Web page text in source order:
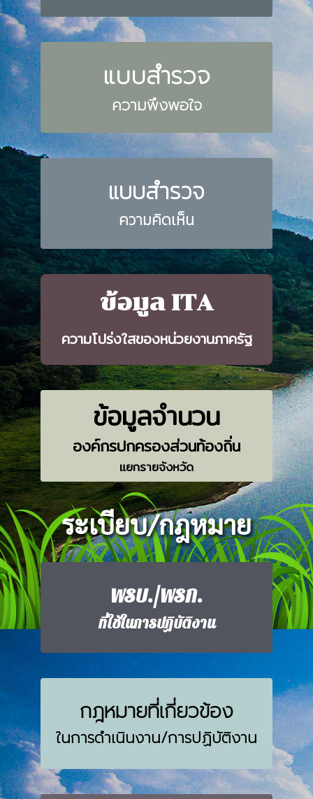
แบบสำรวจ
ความพึงพอใจ
แบบสำรวจ
ความคิดเห็น
ข้อมูล ITA
ความโปร่งใสของหน่วยงานภาครัฐ
ข้อมูลจำนวน
องค์กรปกครองส่วนท้องถิ่น
แยกรายจังหวัด
ระเบียบ/กฎหมาย
พรบ./พรก.
ที่ใช้ในการปฏิบัติงาน
กฎหมายที่เกี่ยวข้อง
ในการดำเนินงาน/การปฏิบัติงาน